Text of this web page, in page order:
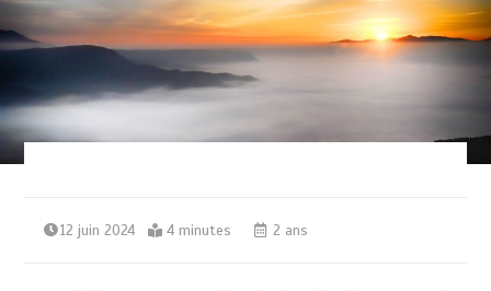
12 juin 2024 4 minutes 2 ans